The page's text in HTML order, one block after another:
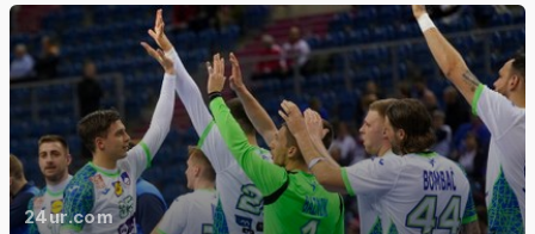
24ur.com